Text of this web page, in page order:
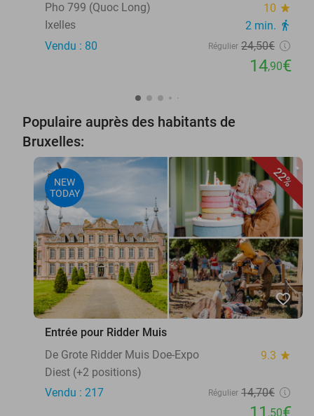
Pho 799 (Quoc Long)
10 star
Ixelles 2 min. directions_walk
Vendu : 80 Régulier 24,50€
14,90€
Populaire auprès des habitants de
Bruxelles:
22%
NEW
TODAY
favorite_border
Entrée pour Ridder Muis
De Grote Ridder Muis Doe-Expo
9.3 star
Diest (+2 positions)
Vendu : 217
Régulier 14,70€
,50